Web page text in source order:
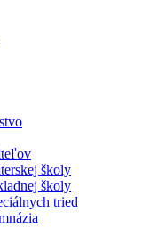
školy
školy
tried